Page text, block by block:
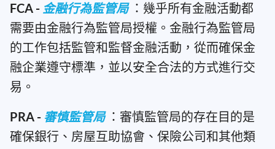
FCA - 金融行為監管局：幾乎所有金融活動都
需要由金融行為監管局授權。金融行為監管局
的工作包括監管和監督金融活動，從而確保金
融企業遵守標準，並以安全合法的方式進行交
易。
PRA - 審慎監管局 ：審慎監管局的存在目的是
確保銀行、房屋互助協會、保險公司和其他類